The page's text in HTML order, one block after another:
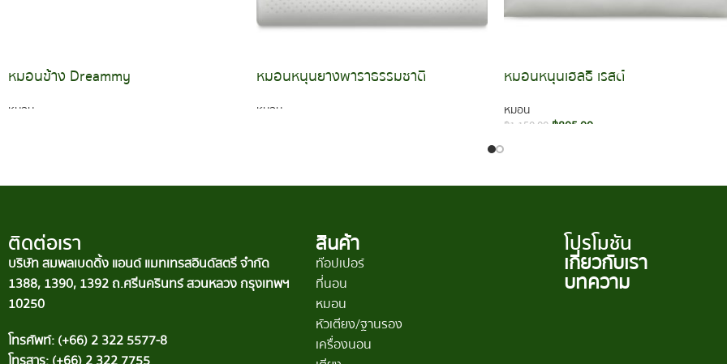
หมอนข้าง Dreammy
หมอน
หมอนหนุนยางพาราธรรมชาติ
หมอน
หมอนหนุนเฮลธี เรสต์
หมอน
฿1,150.00 ฿805.00
ติดต่อเรา
บริษัท สมพลเบดดิ้ง แอนด์ แมทเทรสอินดัสตรี จำกัด
1388, 1390, 1392 ถ.ศรีนครินทร์ สวนหลวง กรุงเทพฯ
10250
โทรศัพท์: (+66) 2 322 5577-8
สินค้า
ท๊อปเปอร์
ที่นอน
หมอน
หัวเตียง/ฐานรอง
เครื่องนอน
โปรโมชัน
เกี่ยวกับเรา
บทความ